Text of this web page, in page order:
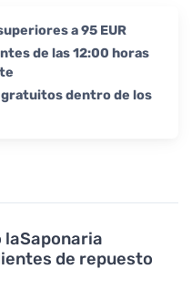
laSaponaria
de repuesto
a 95 EUR
de las 12:00 horas
dentro de los